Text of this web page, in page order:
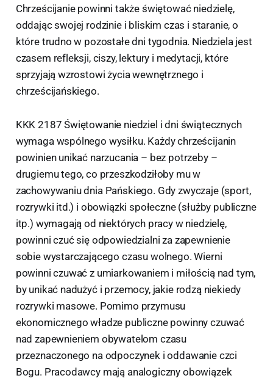
Chrześcijanie powinni także świętować niedzielę,
oddając swojej rodzinie i bliskim czas i staranie, o
które trudno w pozostałe dni tygodnia. Niedziela jest
czasem refleksji, ciszy, lektury i medytacji, które
sprzyjają wzrostowi życia wewnętrznego i
chrześcijańskiego.
KKK 2187 Świętowanie niedziel i dni świątecznych
wymaga wspólnego wysiłku. Każdy chrześcijanin
powinien unikać narzucania – bez potrzeby –
drugiemu tego, co przeszkodziłoby mu w
zachowywaniu dnia Pańskiego. Gdy zwyczaje (sport,
rozrywki itd.) i obowiązki społeczne (służby publiczne
itp.) wymagają od niektórych pracy w niedzielę,
powinni czuć się odpowiedzialni za zapewnienie
sobie wystarczającego czasu wolnego. Wierni
powinni czuwać z umiarkowaniem i miłością nad tym,
by unikać nadużyć i przemocy, jakie rodzą niekiedy
rozrywki masowe. Pomimo przymusu
ekonomicznego władze publiczne powinny czuwać
nad zapewnieniem obywatelom czasu
przeznaczonego na odpoczynek i oddawanie czci
Bogu. Pracodawcy mają analogiczny obowiązek